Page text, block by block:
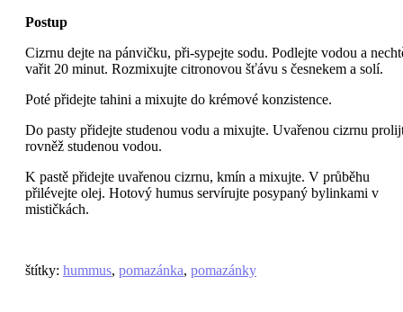
Postup
Cizrnu dejte na pánvičku, při-sypejte sodu. Podlejte vodou a
vařit 20 minut. Rozmixujte citronovou šťávu s česnekem a solí.
Poté přidejte tahini a mixujte do krémové konzistence.
Do pasty přidejte studenou vodu a mixujte. Uvařenou cizrnu
rovněž studenou vodou.
K pastě přidejte uvařenou cizrnu, kmín a mixujte. V průběhu
přilévejte olej. Hotový humus servírujte posypaný bylinkami v
mističkách.
štítky: hummus, pomazánka, pomazánky